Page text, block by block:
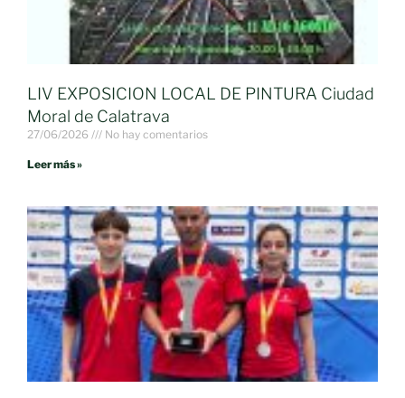
LIV EXPOSICION LOCAL DE PINTURA Ciudad
Moral de Calatrava
27/06/2026 No hay comentarios
Leer más »